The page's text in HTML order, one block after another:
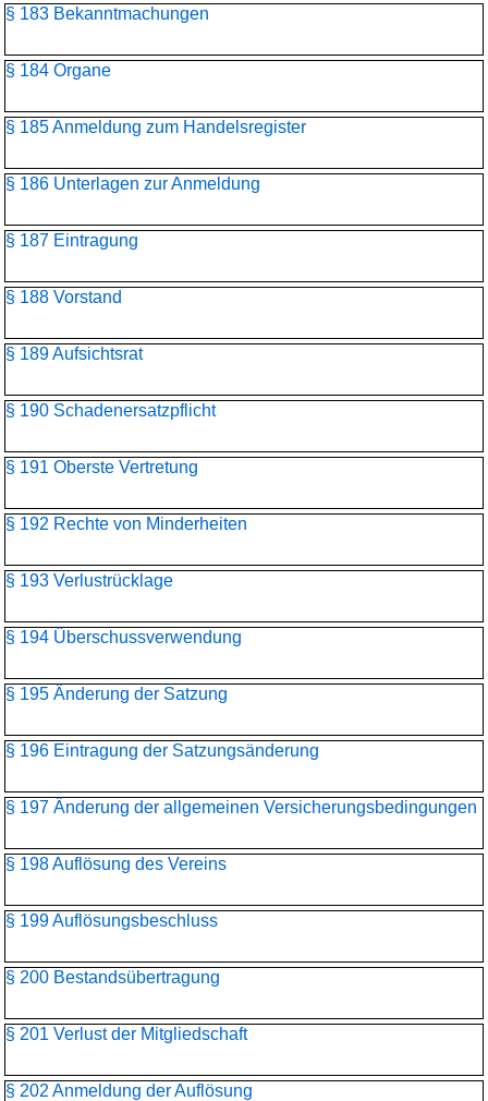
§ 183 Bekanntmachungen
§ 184 Organe
§ 185 Anmeldung zum Handelsregister
§ 186 Unterlagen zur Anmeldung
§ 187 Eintragung
§ 188 Vorstand
§ 189 Aufsichtsrat
§ 190 Schadenersatzpflicht
§ 191 Oberste Vertretung
§ 192 Rechte von Minderheiten
§ 193 Verlustrücklage
§ 194 Überschussverwendung
§ 195 Änderung der Satzung
§ 196 Eintragung der Satzungsänderung
§ 197 Änderung der allgemeinen Versicherungsbedingungen
§ 198 Auflösung des Vereins
§ 199 Auflösungsbeschluss
§ 200 Bestandsübertragung
§ 201 Verlust der Mitgliedschaft
§ 202 Anmeldung der Auflösung